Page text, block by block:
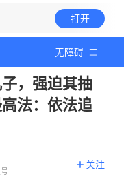
打开
无障碍
，强迫其抽
法：依法追
关注